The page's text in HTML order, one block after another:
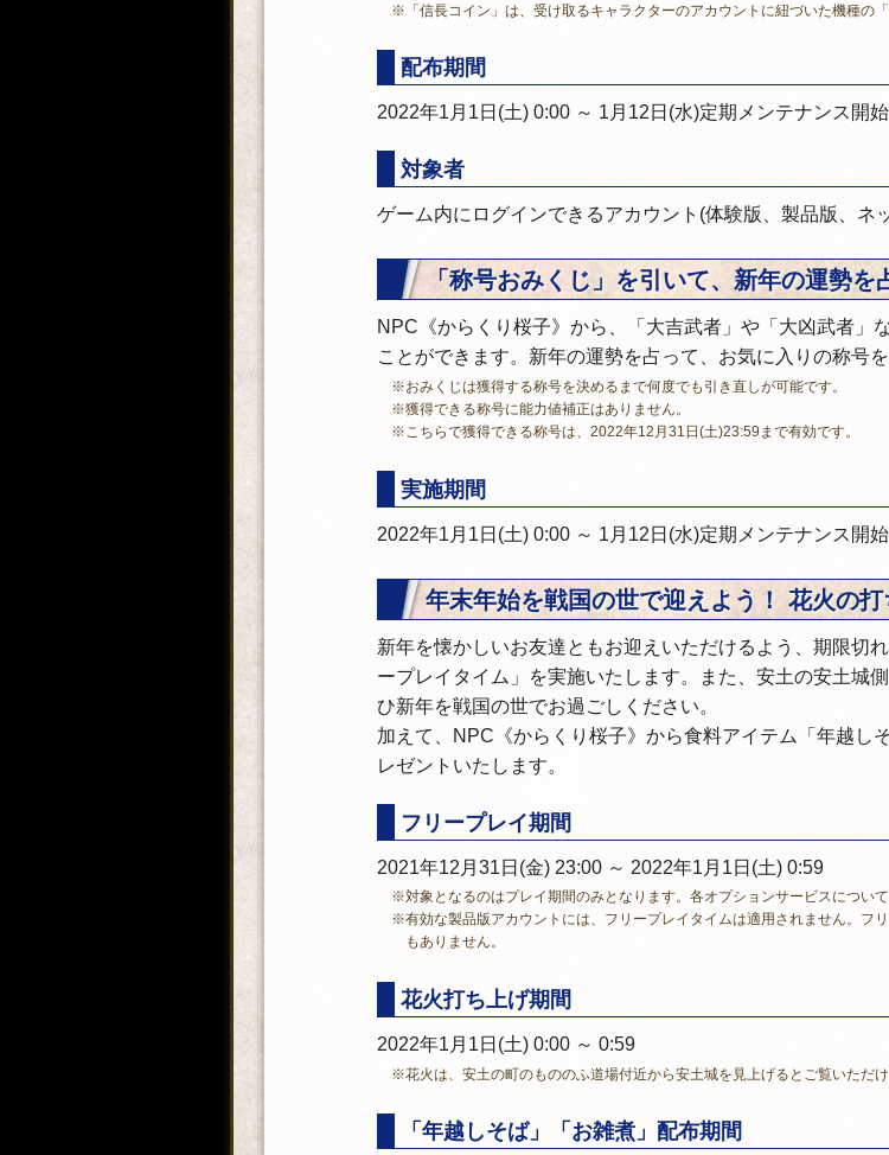
※「信長コイン」は、受け取るキャラクターのアカウントに紐づいた機種の「
配布期間
2022年1月1日(土) 0:00 ～ 1月12日(水)定期メンテナンス開
対象者
ゲーム内にログインできるアカウント(体験版、製品版、ネ
「称号おみくじ」を引いて、新年の運勢を
NPC《からくり桜子》から、「大吉武者」や「大凶武者」
ことができます。新年の運勢を占って、お気に入りの称号
※おみくじは獲得する称号を決めるまで何度でも引き直しが可能です。
※獲得できる称号に能力値補正はありません。
※こちらで獲得できる称号は、2022年12月31日(土)23:59まで有効です。
実施期間
2022年1月1日(土) 0:00 ～ 1月12日(水)定期メンテナンス開
年末年始を戦国の世で迎えよう！ 花火の
新年を懐かしいお友達ともお迎えいただけるよう、期限切
ープレイタイム」を実施いたします。また、安土の安土城
ひ新年を戦国の世でお過ごしください。
加えて、NPC《からくり桜子》から食料アイテム「年越し
レゼントいたします。
フリープレイ期間
2021年12月31日(金) 23:00 ～ 2022年1月1日(土) 0:59
※対象となるのはプレイ期間のみとなります。各オプションサービスについて
※有効な製品版アカウントには、フリープレイタイムは適用されません。フ
もありません。
花火打ち上げ期間
2022年1月1日(土) 0:00 ～ 0:59
※花火は、安土の町のもののふ道場付近から安土城を見上げるとご覧いただけ
「年越しそば」「お雑煮」 配布期間